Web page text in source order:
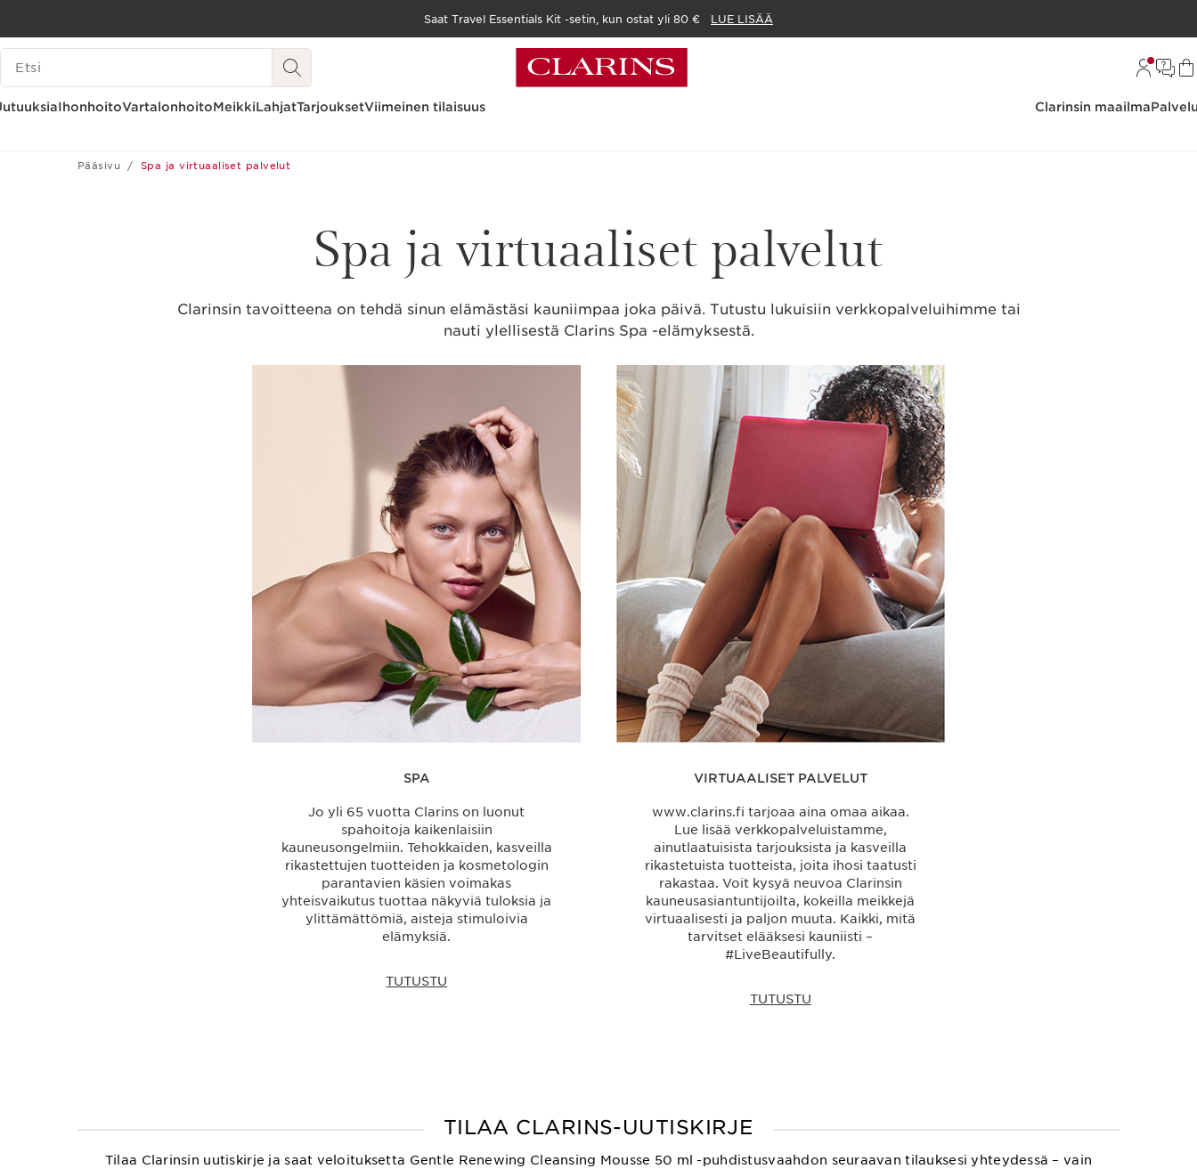
Saat Travel Essentials Kit -setin, kun ostat yli 80 € LUE LISÄÄ
HAKUHISTORIA
IhonhoitoVartalonhoitoMeikkiLahjatTarjouksetViimeinen tilaisuus Clarinsin maailma
Pääsivu Spa ja virtuaaliset palvelut
Spa ja virtuaaliset palvelut
Clarinsin tavoitteena on tehdä sinun elämästäsi kauniimpaa joka päivä. Tutustu lukuisiin verkkopalveluihimme tai
nauti ylellisestä Clarins Spa -elämyksestä.
SPA
Jo yli 65 vuotta Clarins on luonut
spahoitoja kaikenlaisiin
kauneusongelmiin. Tehokkaiden, kasveilla
rikastettujen tuotteiden ja kosmetologin
parantavien käsien voimakas
yhteisvaikutus tuottaa näkyviä tuloksia ja
ylittämättömiä, aisteja stimuloivia
elämyksiä.
TUTUSTU
VIRTUAALISET PALVELUT
www.clarins.fi tarjoaa aina omaa aikaa.
Lue lisää verkkopalveluistamme,
ainutlaatuisista tarjouksista ja kasveilla
rikastetuista tuotteista, joita ihosi taatusti
rakastaa. Voit kysyä neuvoa Clarinsin
kauneusasiantuntijoilta, kokeilla meikkejä
virtuaalisesti ja paljon muuta. Kaikki, mitä
tarvitset elääksesi kauniisti –
#LiveBeautifully.
TUTUSTU
TILAA CLARINS-UUTISKIRJE
Tilaa Clarinsin uutiskirje ja saat veloituksetta Gentle Renewing Cleansing Mousse 50 ml -puhdistusvaahdon seuraavan tilauksesi yhteydessä – vain